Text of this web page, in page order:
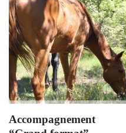
Accompagnement